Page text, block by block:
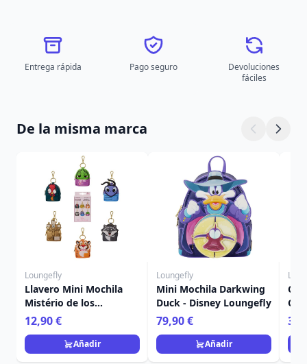
Entrega rápida Pago seguro
Devoluciones
fáciles
De la misma marca
Loungefly
Llavero Mini Mochila
Mistério de los
Compañeros de
Princesa - Disney
Loungefly
12,90 €
Añadir
Loungefly
Mini Mochila Darkwing
Duck - Disney Loungefly
79,90 €
Añadir